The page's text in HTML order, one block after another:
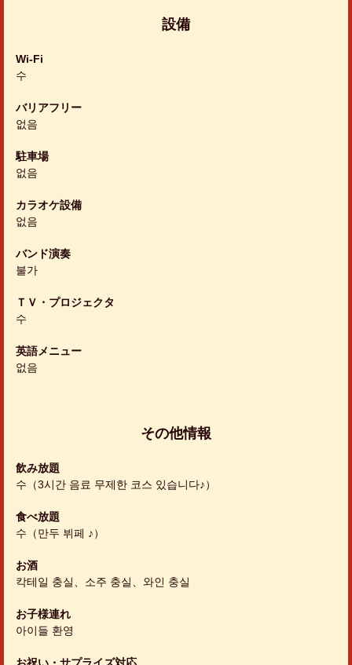
設備
Wi-Fi
수
バリアフリー
없음
駐車場
없음
カラオケ設備
없음
バンド演奏
불가
ＴＶ・プロジェクタ
수
英語メニュー
없음
その他情報
飲み放題
수（3시간 음료 무제한 코스 있습니다♪）
食べ放題
수（만두 뷔페 ♪）
お酒
칵테일 충실、소주 충실、와인 충실
お子様連れ
아이들 환영